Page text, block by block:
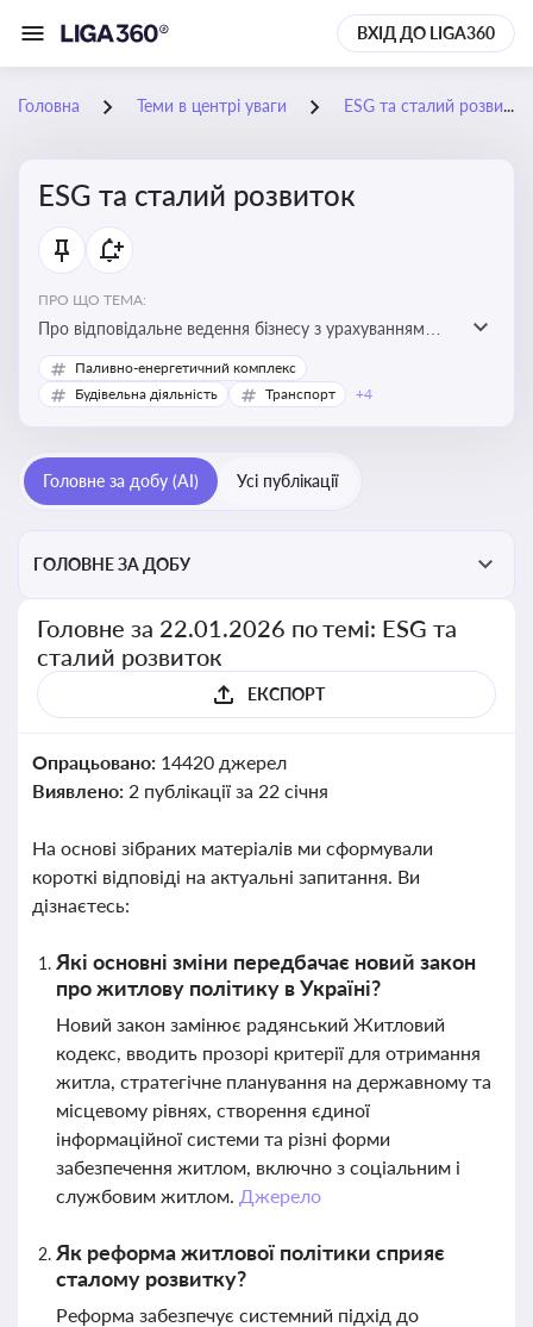
ВХІД ДО LIGA360
Головна Теми в центрі уваги ESG та сталий розвиток
ESG та сталий розвиток
ПРО ЩО ТЕМА:
Про відповідальне ведення бізнесу з урахуванням
екологічних, соціальних та управлінських факторів
для досягнення довгострокової сталості
Паливно-енергетичний комплекс
Будівельна діяльність
Транспорт +4
Головне за добу (AI) Усі публікації
ГОЛОВНЕ ЗА ДОБУ
Головне за 22.01.2026 по темі: ESG та
сталий розвиток
ЕКСПОРТ
Опрацьовано: 14420 джерел
Виявлено: 2 публікації за 22 січня
На основі зібраних матеріалів ми сформували
короткі відповіді на актуальні запитання. Ви
дізнаєтесь:
Які основні зміни передбачає новий закон
про житлову політику в Україні?
Новий закон замінює радянський Житловий
кодекс, вводить прозорі критерії для отримання
житла, стратегічне планування на державному та
місцевому рівнях, створення єдиної
інформаційної системи та різні форми
забезпечення житлом, включно з соціальним і
службовим житлом. Джерело
Як реформа житлової політики сприяє
сталому розвитку?
Реформа забезпечує системний підхід до